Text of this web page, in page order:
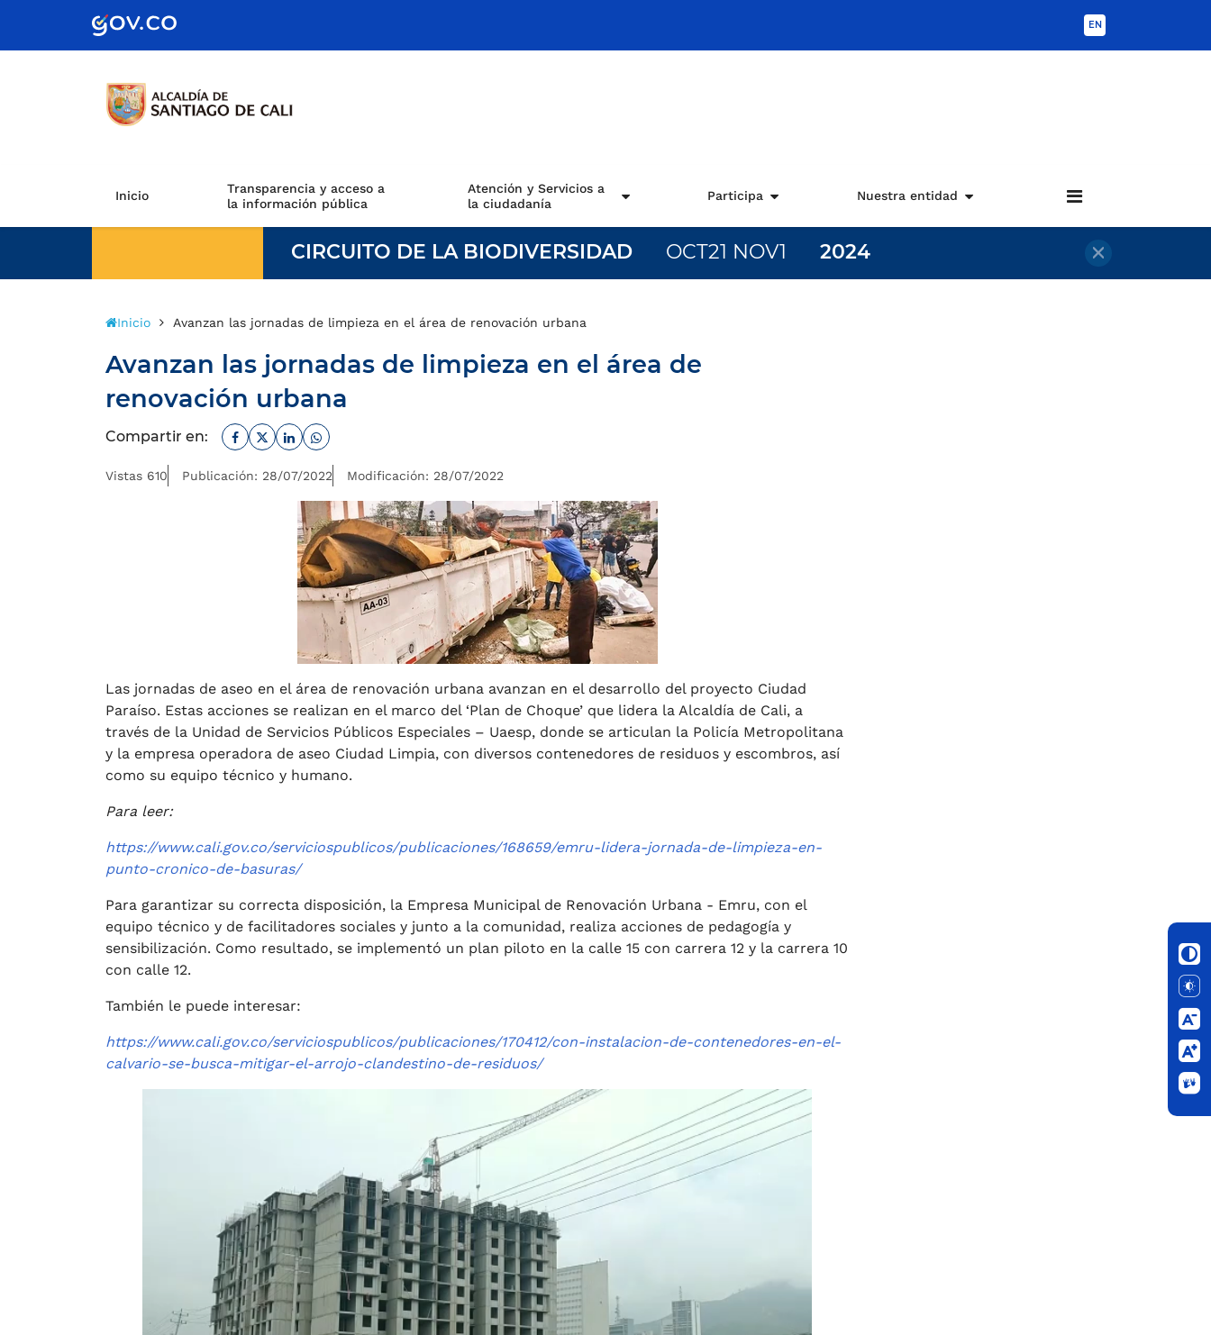
de Gobierno EN
Inicio
Transparencia y acceso a
la información pública
Atención y Servicios a
la ciudadanía
Participa Nuestra entidad
CIRCUITO DE LA BIODIVERSIDAD OCT21 NOV1 2024
Inicio Avanzan las jornadas de limpieza en el área de renovación urbana
Avanzan las jornadas de limpieza en el área de
renovación urbana
Compartir en: Facebook
TwitterLinkedinWhatsapp
Vistas 610 Publicación: 28/07/2022 Modificación: 28/07/2022
Las jornadas de aseo en el área de renovación urbana avanzan en el desarrollo del proyecto Ciudad
Paraíso. Estas acciones se realizan en el marco del ‘Plan de Choque’ que lidera la Alcaldía de Cali, a
través de la Unidad de Servicios Públicos Especiales – Uaesp, donde se articulan la Policía Metropolitana
y la empresa operadora de aseo Ciudad Limpia, con diversos contenedores de residuos y escombros, así
como su equipo técnico y humano.
Para leer:
https://www.cali.gov.co/serviciospublicos/publicaciones/168659/emru-lidera-jornada-de-limpieza-en-
punto-cronico-de-basuras/
Para garantizar su correcta disposición, la Empresa Municipal de Renovación Urbana - Emru, con el
equipo técnico y de facilitadores sociales y junto a la comunidad, realiza acciones de pedagogía y
sensibilización. Como resultado, se implementó un plan piloto en la calle 15 con carrera 12 y la carrera 10
con calle 12.
También le puede interesar:
https://www.cali.gov.co/serviciospublicos/publicaciones/170412/con-instalacion-de-contenedores-en-el-
calvario-se-busca-mitigar-el-arrojo-clandestino-de-residuos/